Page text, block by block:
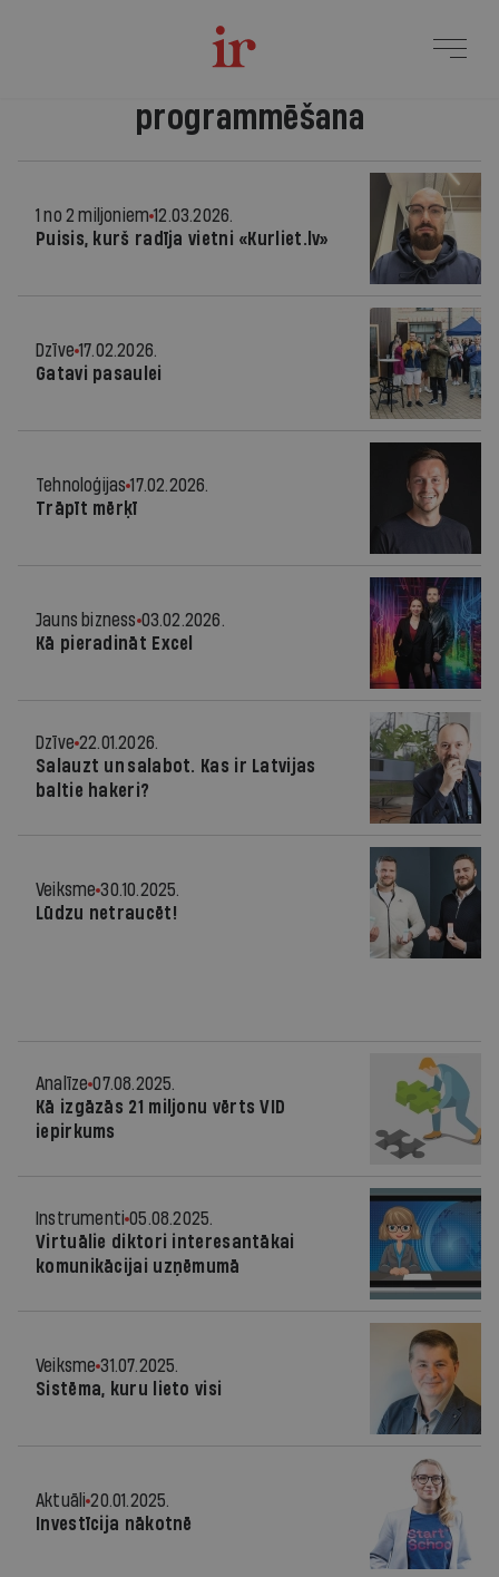
programmēšana
1 no 2 miljoniem 12.03.2026.
Puisis, kurš radīja vietni «Kurliet.lv»
Dzīve 17.02.2026.
Gatavi pasaulei
Tehnoloģijas 17.02.2026.
Trāpīt mērķī
Jauns bizness 03.02.2026.
Kā pieradināt Excel
Dzīve 22.01.2026.
Salauzt un salabot. Kas ir Latvijas
baltie hakeri?
Veiksme 30.10.2025.
Lūdzu netraucēt!
Analīze 07.08.2025.
Kā izgāzās 21 miljonu vērts VID
iepirkums
Instrumenti 05.08.2025.
Virtuālie diktori interesantākai
komunikācijai uzņēmumā
Veiksme 31.07.2025.
Sistēma, kuru lieto visi
Aktuāli 20.01.2025.
Investīcija nākotnē